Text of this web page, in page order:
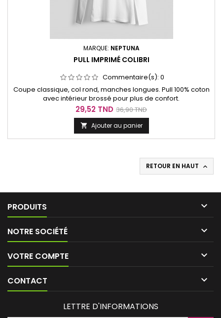
MARQUE: NEPTUNA
PULL IMPRIMÉ COLIBRI
Commentaire(s): 0
Coupe classique, col rond, manches longues. Pull 100% coton
avec intérieur brossé pour plus de confort.
Prix
29,52 TND Prix
base
36,90 TND
 Ajouter au panier
RETOUR EN HAUT 
PRODUITS 
NOTRE SOCIÉTÉ 
VOTRE COMPTE 
CONTACT 
LETTRE D'INFORMATIONS